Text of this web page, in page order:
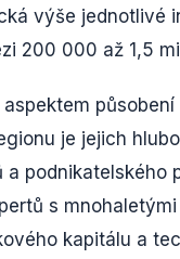
výše jednotlivé
200 000 až 1,5
působení
je jejich
a podnikatelského
s
kapitálu a